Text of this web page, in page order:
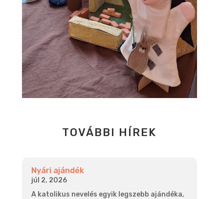
TOVÁBBI HÍREK
Nyári ajándék
júl 2, 2026
A katolikus nevelés egyik legszebb ajándéka,